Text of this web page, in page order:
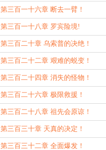
第三百一十六章 断去一臂！
第三百一十八章 罗宾险境!
第三百二十章 乌索普的决绝！
第三百二十二章 艰难的蜕变！
第三百二十四章 消失的怪物！
第三百二十六章 极限救援！
第三百二十八章 祖先会原谅！
第三百三十章 天真的决定！
第三百三十二章 全面爆发！